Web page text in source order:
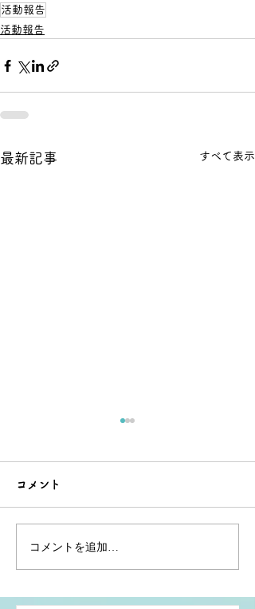
活動報告
活動報告
最新記事 すべて表示
南部小学校で「紅もちづ
コメント
コメントを追加…